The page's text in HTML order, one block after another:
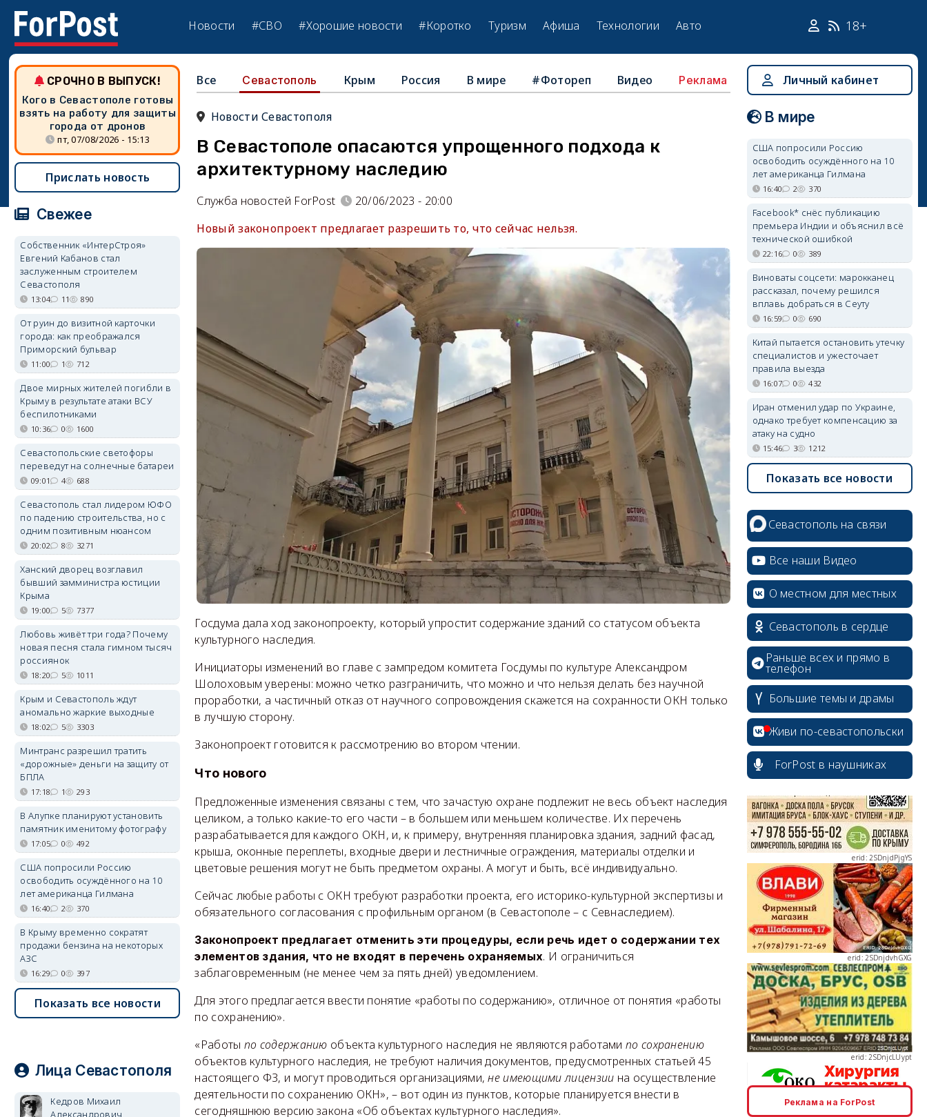
Новости #СВО #Хорошие новости #Коротко Туризм Афиша Технологии Авто 18+
Все Севастополь Крым Россия В мире #Фотореп Видео Реклама
Новости Севастополя
В Севастополе опасаются упрощенного подхода к
архитектурному наследию
Служба новостей ForPost
20/06/2023 - 20:00
Новый законопроект предлагает разрешить то, что сейчас нельзя.
Госдума дала ход законопроекту, который упростит содержание зданий со статусом объекта
культурного наследия.
Инициаторы изменений во главе с зампредом комитета Госдумы по культуре Александром
Шолоховым уверены: можно четко разграничить, что можно и что нельзя делать без научной
проработки, а частичный отказ от научного сопровождения скажется на сохранности ОКН только
в лучшую сторону.
Законопроект готовится к рассмотрению во втором чтении.
Что нового
Предложенные изменения связаны с тем, что зачастую охране подлежит не весь объект наследия
целиком, а только какие-то его части – в большем или меньшем количестве. Их перечень
разрабатывается для каждого ОКН, и, к примеру, внутренняя планировка здания, задний фасад,
крыша, оконные переплеты, входные двери и лестничные ограждения, материалы отделки и
цветовые решения могут не быть предметом охраны. А могут и быть, всё индивидуально.
Сейчас любые работы с ОКН требуют разработки проекта, его историко-культурной экспертизы и
обязательного согласования с профильным органом (в Севастополе – с Севнаследием).
Законопроект предлагает отменить эти процедуры, если речь идет о содержании тех
элементов здания, что не входят в перечень охраняемых. И ограничиться
заблаговременным (не менее чем за пять дней) уведомлением.
Для этого предлагается ввести понятие «работы по содержанию», отличное от понятия «работы
по сохранению».
«Работы по содержанию объекта культурного наследия не являются работамипо сохранению
объектов культурного наследия, не требуют наличия документов, предусмотренных статьей 45
настоящего ФЗ, и могут проводиться организациями,не имеющими лицензии на осуществление
деятельности по сохранению ОКН», – вот один из пунктов, которые планируется внести в
сегодняшнюю версию закона «Об объектах культурного наследия».
СРОЧНО В ВЫПУСК!
Кого в Севастополе готовы
взять на работу для защиты
города от дронов
пт, 07/08/2026 - 15:13
Прислать новость
Свежее
Собственник «ИнтерСтроя»
Евгений Кабанов стал
заслуженным строителем
Севастополя
13:04 11 890
От руин до визитной карточки
города: как преображался
Приморский бульвар
11:00 1 712
Двое мирных жителей погибли в
Крыму в результате атаки ВСУ
беспилотниками
10:36 0 1600
Севастопольские светофоры
переведут на солнечные батареи
09:01 4 688
Севастополь стал лидером ЮФО
по падению строительства, но с
одним позитивным нюансом
20:02 8 3271
Ханский дворец возглавил
бывший замминистра юстиции
Крыма
19:00 5 7377
Любовь живёт три года? Почему
новая песня стала гимном тысяч
россиянок
18:20 5 1011
Крым и Севастополь ждут
аномально жаркие выходные
18:02 5 3303
Минтранс разрешил тратить
«дорожные» деньги на защиту от
БПЛА
17:18 1 293
В Алупке планируют установить
памятник именитому фотографу
17:05 0 492
США попросили Россию
освободить осуждённого на 10
лет американца Гилмана
16:40 2 370
В Крыму временно сократят
продажи бензина на некоторых
АЗС
16:29 0 397
Показать все новости
Лица Севастополя
Кедров Михаил
Александрович
Личный кабинет
В мире
США попросили Россию
освободить осуждённого на 10
лет американца Гилмана
16:40 2 370
Facebook* снёс публикацию
премьера Индии и объяснил всё
технической ошибкой
22:16 0 389
Виноваты соцсети: марокканец
рассказал, почему решился
вплавь добраться в Сеуту
16:59 0 690
Китай пытается остановить утечку
специалистов и ужесточает
правила выезда
16:07 0 432
Иран отменил удар по Украине,
однако требует компенсацию за
атаку на судно
15:46 3 1212
Показать все новости
Севастополь на связи
Все наши Видео
О местном для местных
Севастополь в сердце
Раньше всех и прямо в
телефон
Большие темы и драмы
Живи по-севастопольски
ForPost в наушниках
erid: 2SDnjcrDNw6
erid: 2SDnjdPjgYS
erid: 2SDnjdvhGXG
erid: 2SDnjcLUypt
erid: 2SDnjcrDNw6
Реклама на ForPost